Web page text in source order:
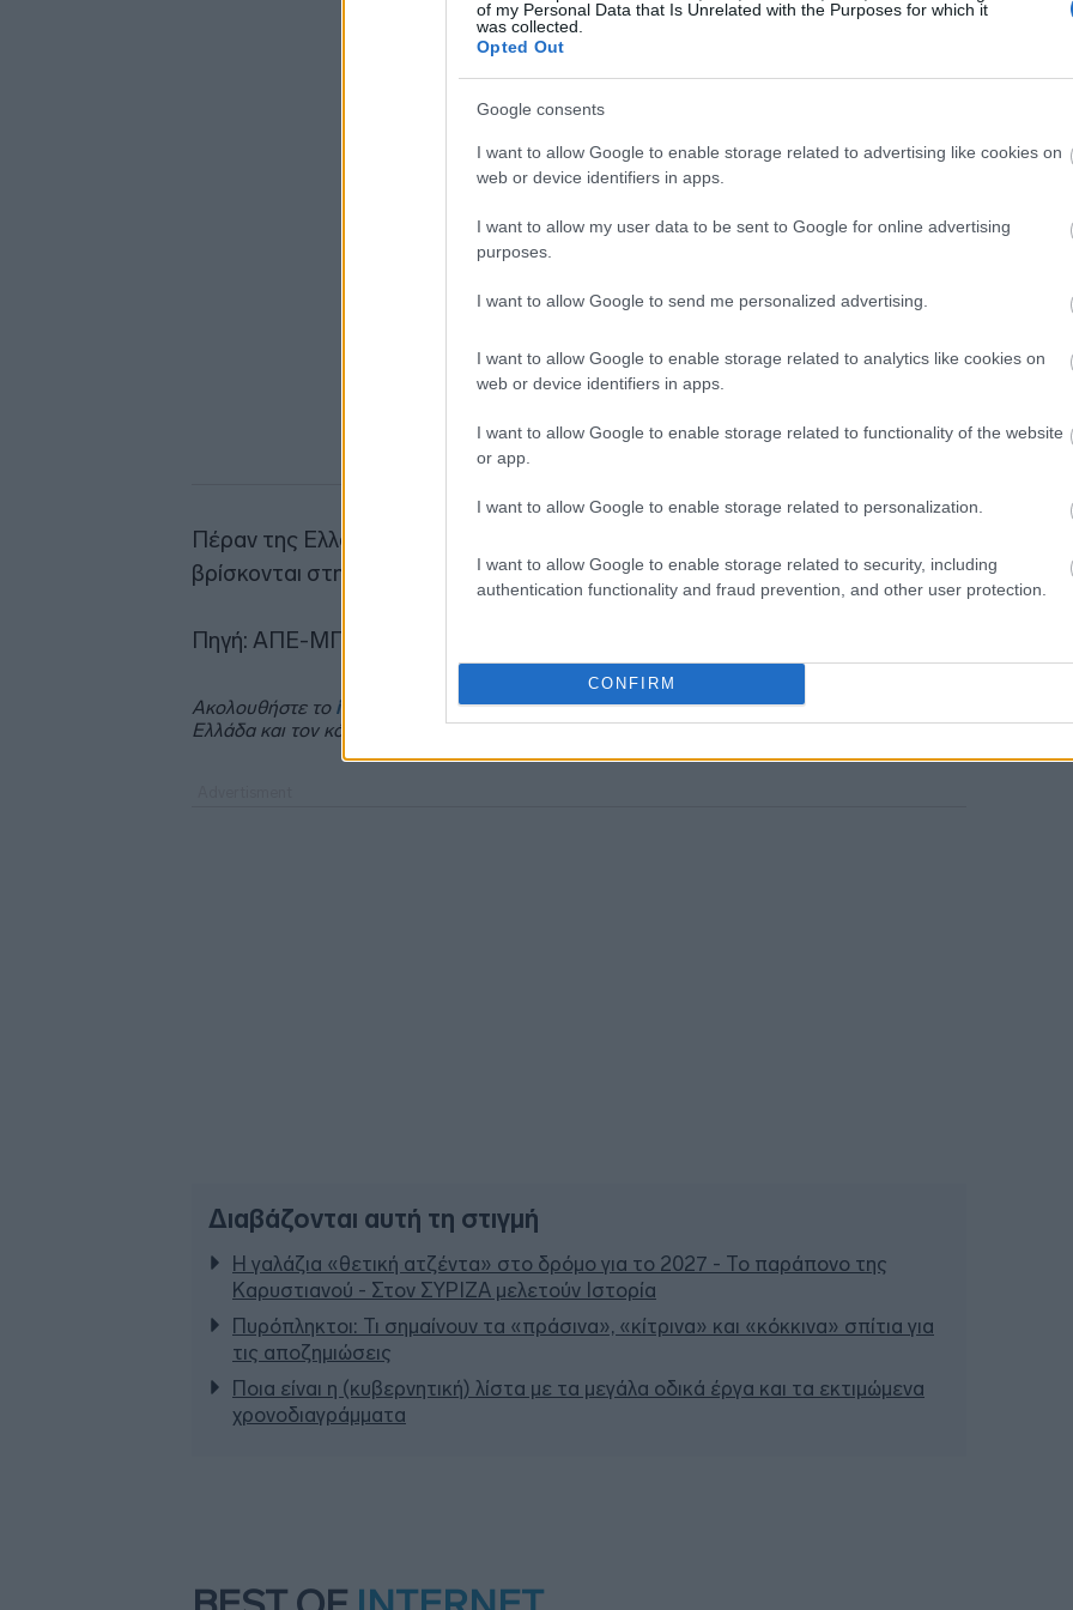
of my Personal Data that Is Unrelated with the Purposes for which it
was collected.
Opted Out
Google consents
I want to allow Google to enable storage related to advertising like cookies on
web or device identifiers in apps.
I want to allow my user data to be sent to Google for online advertising
purposes.
I want to allow Google to send me personalized advertising.
I want to allow Google to enable storage related to analytics like cookies on
web or device identifiers in apps.
I want to allow Google to enable storage related to functionality of the website
or app.
I want to allow Google to enable storage related to personalization.
I want to allow Google to enable storage related to security, including
authentication functionality and fraud prevention, and other user protection.
CONFIRM
Πέραν της Ελλάδας, τα υπόλοιπα τρία αντίστοιχα κέντρα του Ομίλου
βρίσκονται στη Γερμανία, τις Ηνωμένες Πολιτείες και την Πολωνία.
Πηγή: ΑΠΕ-ΜΠΕ
Ακολουθήστε το insider.gr στο Google Newsκαι μάθετε πρώτοι όλες τις
Ελλάδα και τον κόσμο.
Διαβάζονται αυτή τη στιγμή
Η γαλάζια «θετική ατζέντα» στο δρόμο για το 2027 - Το παράπονο της
Καρυστιανού - Στον ΣΥΡΙΖΑ μελετούν Ιστορία
Πυρόπληκτοι: Τι σημαίνουν τα «πράσινα», «κίτρινα» και «κόκκινα» σπίτια για
τις αποζημιώσεις
Ποια είναι η (κυβερνητική) λίστα με τα μεγάλα οδικά έργα και τα εκτιμώμενα
χρονοδιαγράμματα
19:37